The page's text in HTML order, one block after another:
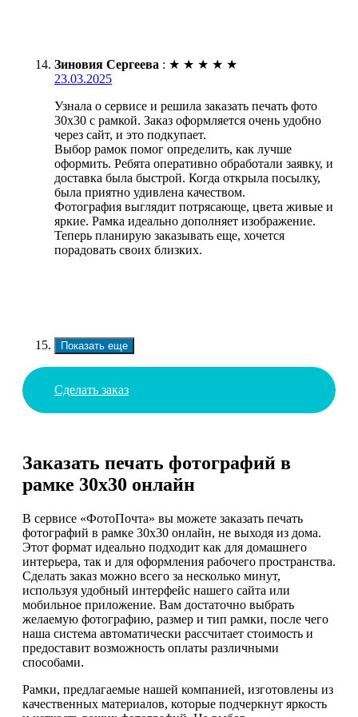
Зиновия Сергеева : ★ ★ ★ ★ ★
23.03.2025
Узнала о сервисе и решила заказать печать фото
30х30 с рамкой. Заказ оформляется очень удобно
через сайт, и это подкупает.
Выбор рамок помог определить, как лучше
оформить. Ребята оперативно обработали заявку, и
доставка была быстрой. Когда открыла посылку,
была приятно удивлена качеством.
Фотография выглядит потрясающе, цвета живые и
яркие. Рамка идеально дополняет изображение.
Теперь планирую заказывать еще, хочется
порадовать своих близких.
Показать еще
Сделать заказ
Заказать печать фотографий в
рамке 30х30 онлайн
В сервисе «ФотоПочта» вы можете заказать печать
фотографий в рамке 30х30 онлайн, не выходя из дома.
Этот формат идеально подходит как для домашнего
интерьера, так и для оформления рабочего пространства.
Сделать заказ можно всего за несколько минут,
используя удобный интерфейс нашего сайта или
мобильное приложение. Вам достаточно выбрать
желаемую фотографию, размер и тип рамки, после чего
наша система автоматически рассчитает стоимость и
предоставит возможность оплаты различными
способами.
Рамки, предлагаемые нашей компанией, изготовлены из
качественных материалов, которые подчеркнут яркость